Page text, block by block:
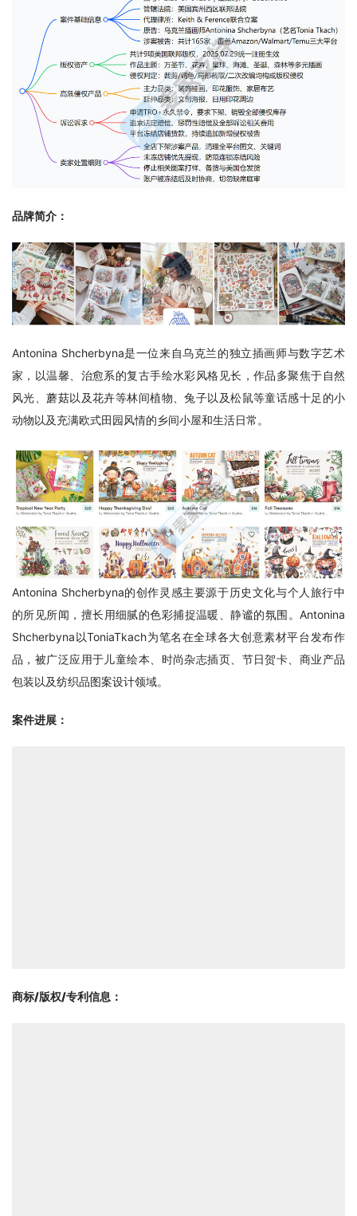
品牌简介：
Antonina Shcherbyna是一位来自乌克兰的独立插画师与数字艺术
家，以温馨、治愈系的复古手绘水彩风格见长，作品多聚焦于自然
风光、蘑菇以及花卉等林间植物、兔子以及松鼠等童话感十足的小
动物以及充满欧式田园风情的乡间小屋和生活日常。
Antonina Shcherbyna的创作灵感主要源于历史文化与个人旅行中
的所见所闻，擅长用细腻的色彩捕捉温暖、静谧的氛围。Antonina
Shcherbyna以ToniaTkach为笔名在全球各大创意素材平台发布作
品，被广泛应用于儿童绘本、时尚杂志插页、节日贺卡、商业产品
包装以及纺织品图案设计领域。
案件进展：
商标/版权/专利信息 ：